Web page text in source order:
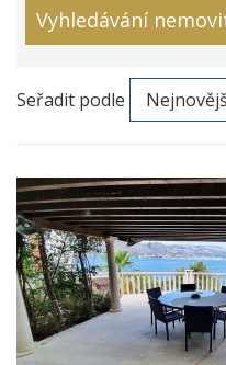
Vyhledávání
Seřadit podle